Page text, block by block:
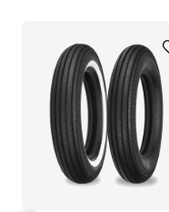
Namn
Mejladress